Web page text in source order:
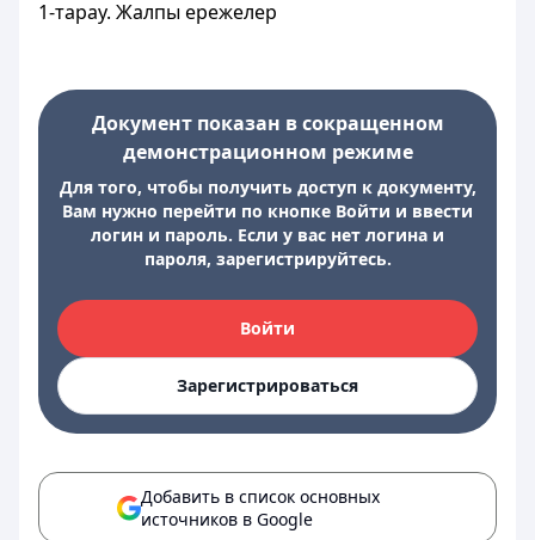
1-тарау. Жалпы ережелер
Документ показан в сокращенном
демонстрационном режиме
Для того, чтобы получить доступ к документу,
Вам нужно перейти по кнопке Войти и ввести
логин и пароль. Если у вас нет логина и
пароля, зарегистрируйтесь.
Войти
Зарегистрироваться
Добавить в список основных
источников в Google